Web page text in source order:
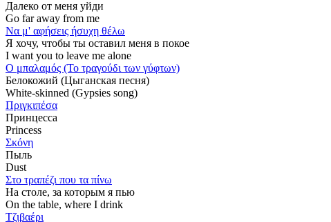
Далеко от меня уйди
Go far away from me
Να μ' αφήσεις ήσυχη θέλω
Я хочу, чтобы ты оставил меня в покое
I want you to leave me alone
Ο μπαλαμός (Το τραγούδι των γύφτων)
Белокожий (Цыганская песня)
White-skinned (Gypsies song)
Πριγκιπέσα
Принцесса
Princess
Σκόνη
Пыль
Dust
Στο τραπέζι που τα πίνω
На столе, за которым я пью
On the table, where I drink
Τζιβαέρι